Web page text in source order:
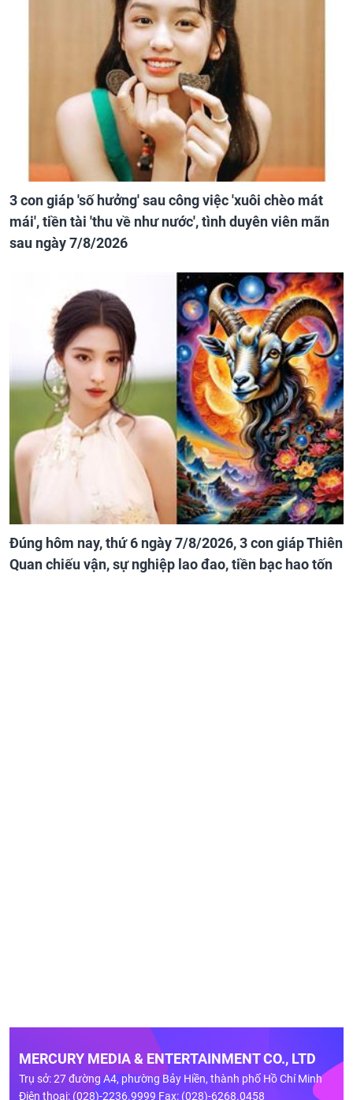
3 con giáp 'số hưởng' sau công việc 'xuôi chèo mát
mái', tiền tài 'thu về như nước', tình duyên viên mãn
sau ngày 7/8/2026
Đúng hôm nay, thứ 6 ngày 7/8/2026, 3 con giáp Thiên
Quan chiếu vận, sự nghiệp lao đao, tiền bạc hao tốn
MERCURY MEDIA & ENTERTAINMENT CO., LTD
Trụ sở: 27 đường A4, phường Bảy Hiền, thành phố Hồ Chí Minh
Điện thoại: (028)-2236.9999 Fax: (028)-6268.0458